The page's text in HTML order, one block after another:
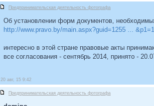
Предпринимательская деятельность фотографа
Об установлении форм документов,
http://www.pravo.by/main.aspx?guid=1255 ...
интересно в этой стране правовые акты
все согласования - сентябрь 2014, принято -
20 авг, 15 9:42
Предпринимательская деятельность фотографа